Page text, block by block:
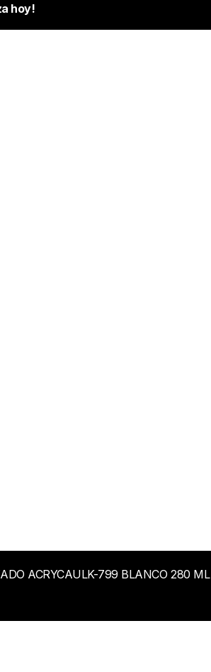
hoy!
ACRYCAULK-799 BLANCO 280 ML